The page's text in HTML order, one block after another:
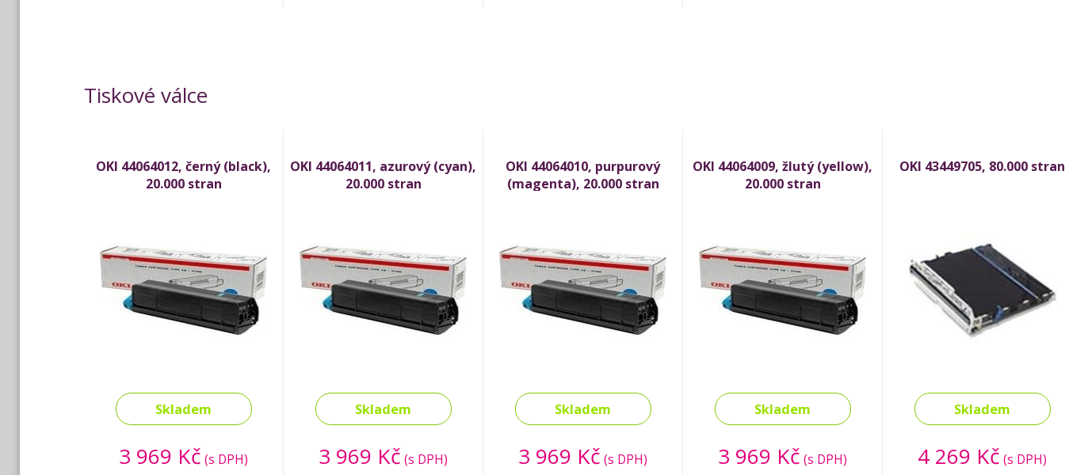
Tiskové válce
OKI 44064012, černý (black),
20.000 stran
Skladem
3 969 Kč (s DPH)
OKI 44064011, azurový (cyan),
20.000 stran
Skladem
3 969 Kč (s DPH)
OKI 44064010, purpurový
(magenta), 20.000 stran
Skladem
3 969 Kč (s DPH)
OKI 44064009, žlutý (yellow),
20.000 stran
Skladem
3 969 Kč (s DPH)
OKI 43449705, 80.000 stran
Skladem
4 269 Kč (s DPH)